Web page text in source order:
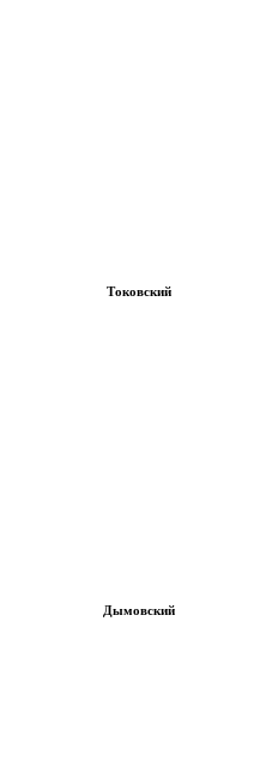
Токовский
Дымовский